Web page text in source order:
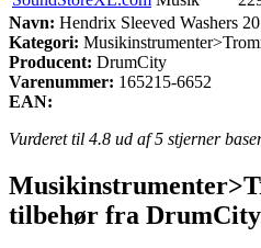
Navn: Hendrix Sleeved Washers
Kategori:
Producent: DrumCity
Varenummer: 165215-6652
EAN:
Vurderet til 4.8 ud af 5 stjerner
tilbehør fra DrumCity